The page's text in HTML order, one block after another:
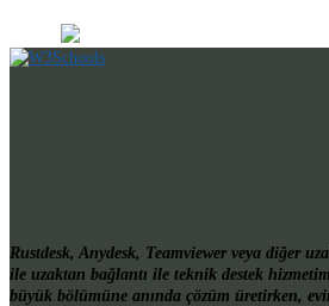
Rustdesk, Anydesk, Teamviewer veya diğer
ile uzaktan bağlantı ile teknik destek
büyük bölümüne anında çözüm üretirken,